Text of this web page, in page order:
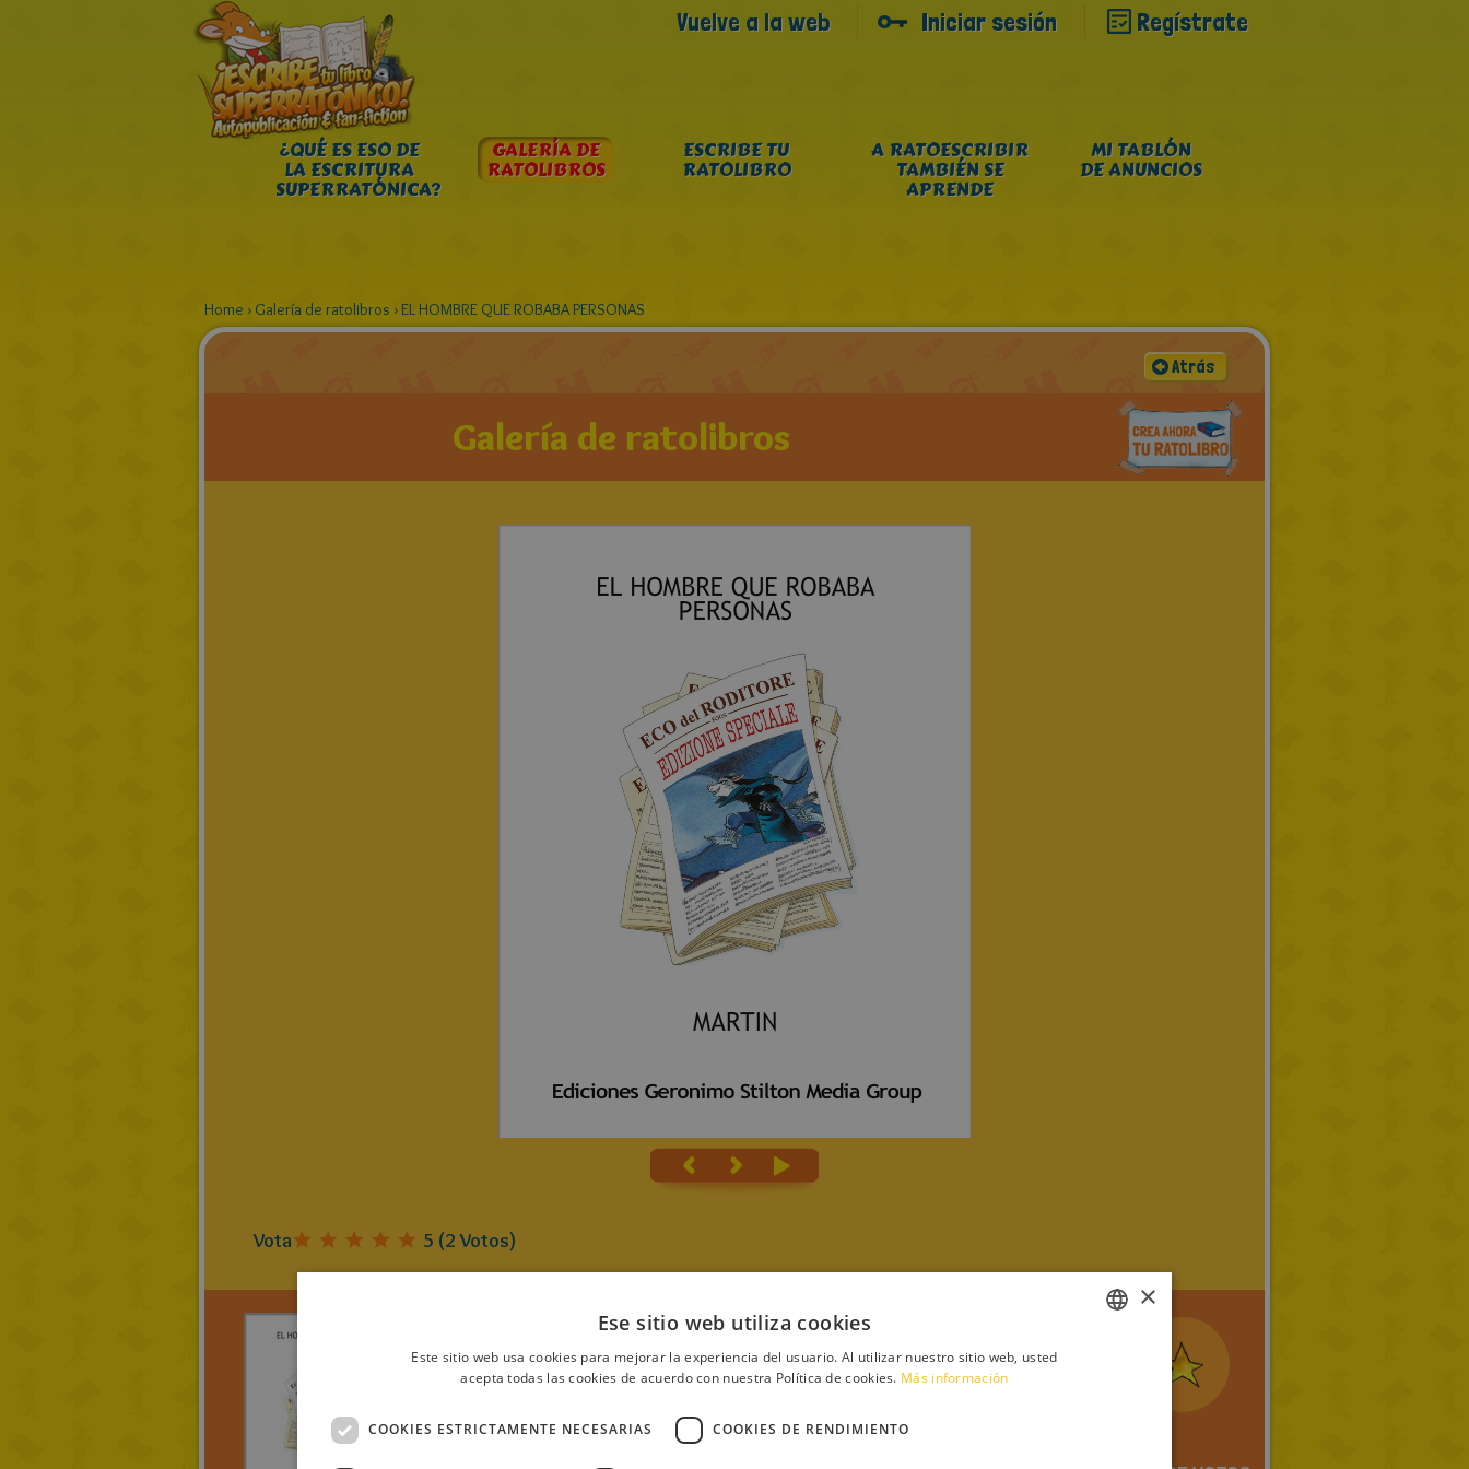
Vuelve a la web Iniciar sesión Regístrate
¿QUÉ ES ESO DE
LA ESCRITURA
SUPERRATÓNICA?
GALERÍA DE
RATOLIBROS
ESCRIBE TU
RATOLIBRO
A RATOESCRIBIR
TAMBIÉN SE
APRENDE
MI TABLÓN
DE ANUNCIOS
Home › Galería de ratolibros ›EL HOMBRE QUE ROBABA PERSONAS
Galería de ratolibros
Atrás
Vota 5 (2Votos)
golazoraton1
EL HOMBRE
×
Ese sitio web utiliza cookies
Este sitio web usa cookies para mejorar la experiencia del usuario. Al utilizar nuestro sitio web, usted
acepta todas las cookies de acuerdo con nuestra Política de cookies. Más información
COOKIES ESTRICTAMENTE NECESARIAS COOKIES DE RENDIMIENTO